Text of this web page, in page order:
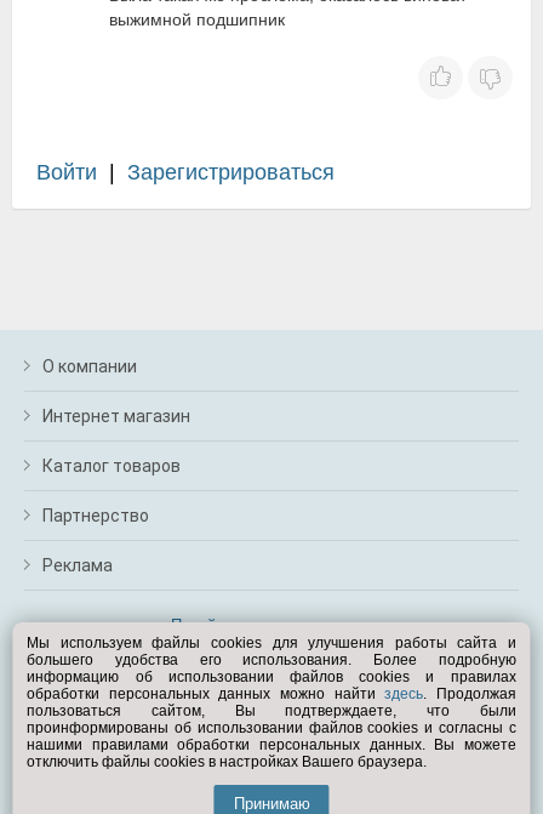
выжимной подшипник
Войти Зарегистрироваться
О компании
Интернет магазин
Каталог товаров
Партнерство
Реклама
Перейти на полную версию
Вам помочь?
© Exist.ru 1998—2026
Мы используем файлы cookies для улучшения работы сайта и
большего удобства его использования. Более подробную
информацию об использовании файлов cookies и правилах
обработки персональных данных можно найтиздесь. Продолжая
пользоваться сайтом, Вы подтверждаете, что были
проинформированы об использовании файлов cookies и согласны с
нашими правилами обработки персональных данных. Вы можете
отключить файлы cookies в настройках Вашего браузера.
Принимаю